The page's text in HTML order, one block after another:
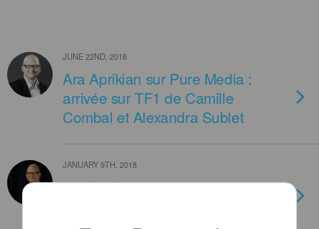
JUNE 22ND, 2018
Ara Aprikian sur Pure Media :
arrivée sur TF1 de Camille
Combal et Alexandra Sublet
JANUARY 9TH, 2018
Ara Aprikian renforce les